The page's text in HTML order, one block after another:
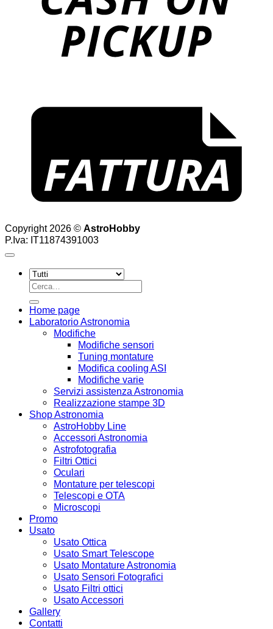
Copyright 2026 © AstroHobby
P.Iva: IT11874391003
Cerca:
Home page
Laboratorio Astronomia
Modifiche
Modifiche sensori
Tuning montature
Modifica cooling ASI
Modifiche varie
Servizi assistenza Astronomia
Realizzazione stampe 3D
Shop Astronomia
AstroHobby Line
Accessori Astronomia
Astrofotografia
Filtri Ottici
Oculari
Montature per telescopi
Telescopi e OTA
Microscopi
Promo
Usato
Usato Ottica
Usato Smart Telescope
Usato Montature Astronomia
Usato Sensori Fotografici
Usato Filtri ottici
Usato Accessori
Gallery
Contatti